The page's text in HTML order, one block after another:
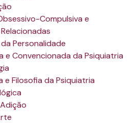
Compulsiva e
Personalidade
e Convencionada da Psiquiatria
e Filosofia da Psiquiatria